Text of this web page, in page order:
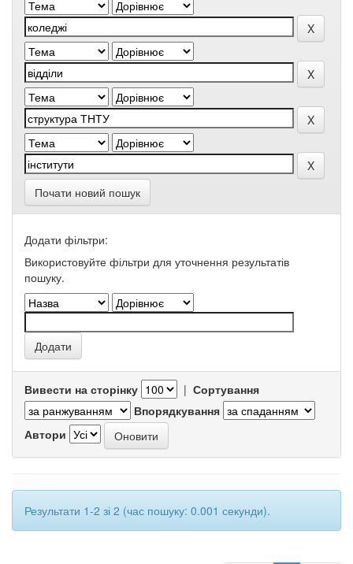
Почати новий пошук
Додати фільтри:
Використовуйте фільтри для уточнення результатів
пошуку.
Вивести на сторінку | Сортування
Впорядкування
Автори
Результати 1-2 зі 2 (час пошуку: 0.001 секунди).